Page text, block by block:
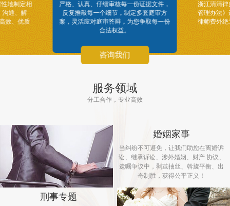
地制定相
沟通、解
效、优质
严格、认真、仔细审核每一份证据文件，
反复推敲每一个细节，制定多套庭审方
案，灵活应对庭审答辩，为您争取每一份
合法权益。
咨询我们
浙江清清
管理办法
律师费外
服务领域
分工合作，专业高效
婚姻家事
当纠纷不可避免，让我们助您在离婚诉
讼、继承诉讼、涉外婚姻、财产 协议、
遗嘱争议中，剥茧抽丝、斡旋平衡、出
奇制胜，获得公平正义！
刑事专题